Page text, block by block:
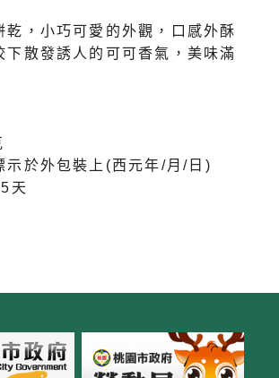
乾，小巧可愛的外觀，口感外酥
下散發誘人的可可香氣，美味滿
示於外包裝上(西元年/月/日)
天